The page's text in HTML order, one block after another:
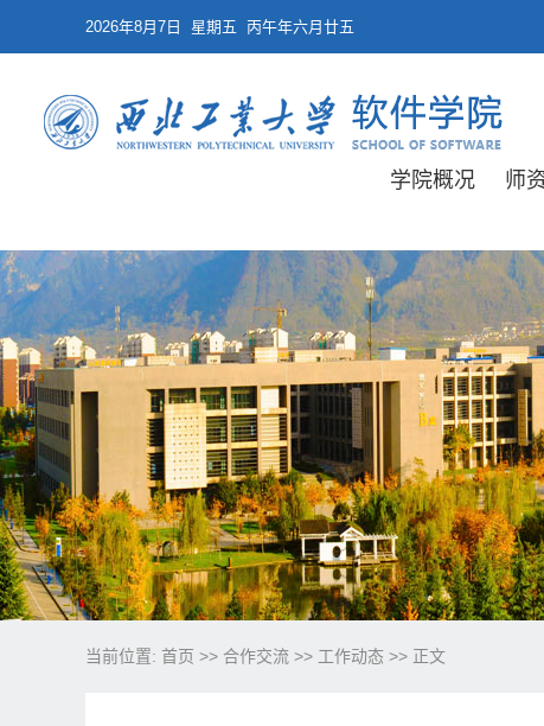
2026年8月7日 星期五 丙午年六月廿五
学院概况 师
当前位置: 首页 >> 合作交流 >> 工作动态 >> 正文